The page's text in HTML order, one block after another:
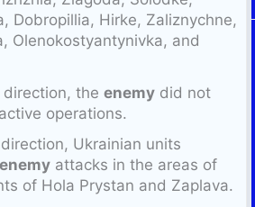
Dobropillia, Hirke, Zaliznychne,
Olenokostyantynivka, and
direction, the enemydid not
operations.
Ukrainian units
enemyattacks in the areas of
of Hola Prystan and Zaplava.